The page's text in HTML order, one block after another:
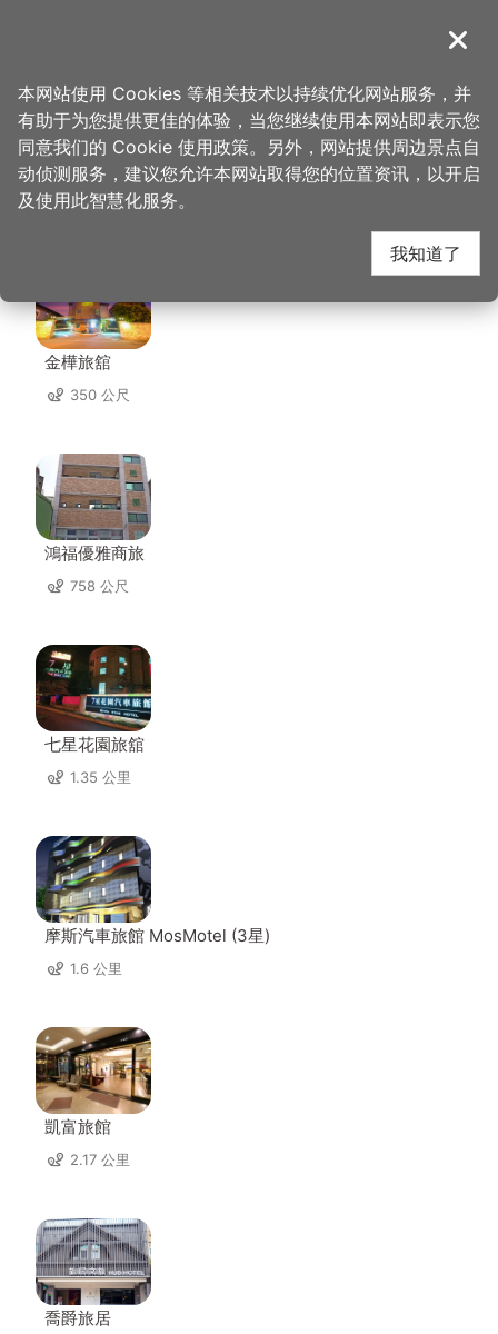
導覽
首页 > 想去的地方 > 住宿 > 丽庄汽车旅馆
丽庄汽车旅馆 周边住宿
金樺旅舘
350 公尺
鴻福優雅商旅
758 公尺
七星花園旅舘
1.35 公里
摩斯汽車旅館 MosMotel (3星)
1.6 公里
凱富旅館
2.17 公里
喬爵旅居
关闭
本网站使用 Cookies 等相关技术以持续优化网站服务，并
有助于为您提供更佳的体验，当您继续使用本网站即表示您
同意我们的 Cookie 使用政策。另外，网站提供周边景点自
动侦测服务，建议您允许本网站取得您的位置资讯，以开启
及使用此智慧化服务。
我知道了